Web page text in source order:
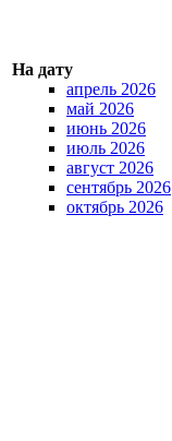
На дату
апрель 2026
май 2026
июнь 2026
июль 2026
август 2026
сентябрь 2026
октябрь 2026